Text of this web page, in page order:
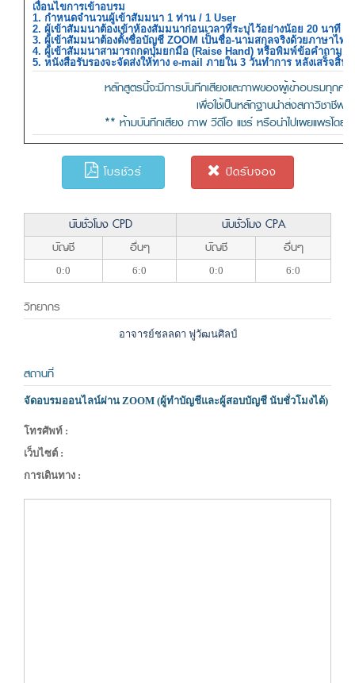
เงื่อนไขการเข้าอบรม
1. กำหนดจำนวนผู้เข้าสัมมนา 1 ท่าน / 1 User
2. ผู้เข้าสัมมนาต้องเข้าห้องสัมมนาก่อนเวลาที่ระบุไว้อย่างน้อย 20 นาที
3. ผู้เข้าสัมมนาต้องตั้งชื่อบัญชี ZOOM เป็นชื่อ-นามสกุลจริงด้วยภาษาไท
4. ผู้เข้าสัมมนาสามารถกดปุ่มยกมือ (Raise Hand) หรือพิมพ์ข้อคำถาม ผ่
5. หนังสือรับรองจะจัดส่งให้ทาง e-mail ภายใน 3 วันทำการ หลังเสร็จสิ้น
หลักสูตรนี้จะมีการบันทึกเสียงและภาพของผู้เข้าอบรมทุกคน
เพื่อใช้เป็นหลักฐานนําส่งสภาวิชาชีพ
** ห้ามบันทึกเสียง ภาพ วีดีโอ แชร์ หรือนำไปเผยแพร่โดย
โบรชัวร์ ปิดรับจอง
นับชั่วโมง CPD
นับชั่วโมง CPA
บัญชี
อื่นๆ บัญชี อื่นๆ
0:0 6:0 0:0 6:0
วิทยากร
อาจารย์ชลลดา ฟูวัฒนศิลป์
สถานที่
จัดอบรมออนไลน์ผ่าน ZOOM (ผู้ทำบัญชีและผู้สอบบัญชี นับชั่วโมงได้)
โทรศัพท์ :
เว็บไซต์ :
การเดินทาง :